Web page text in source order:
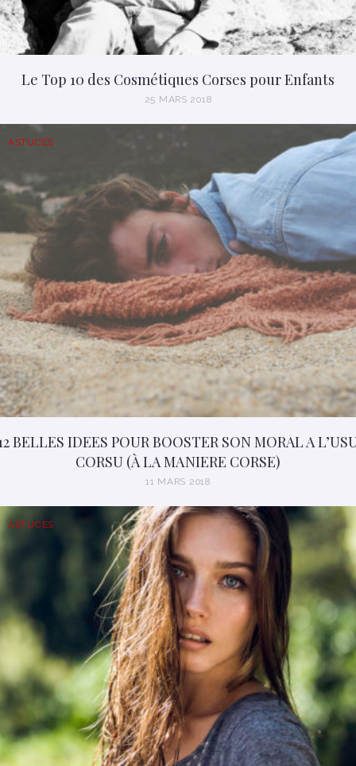
Le Top 10 des Cosmétiques Corses pour Enfants
25 MARS 2018
ASTUCES
BELLES IDEES POUR BOOSTER SON MORAL A
CORSU (À LA MANIERE CORSE)
11 MARS 2018
ASTUCES